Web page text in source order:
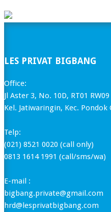
LES PRIVAT BIGBANG
Office:
Jl Aster 3, No. 10D, RT01 RW09
Kel. Jatiwaringin, Kec. Pondok
Telp:
(021) 8521 0020 (call only)
0813 1614 1991 (call/sms/wa)
E-mail :
bigbang.private@gmail.com
hrd@lesprivatbigbang.com